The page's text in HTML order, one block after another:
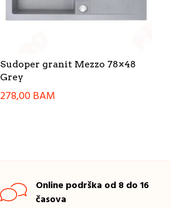
Sudoper granit Mezzo 78×48
Grey
278,00BAM
Online podrška od 8 do 16
časova